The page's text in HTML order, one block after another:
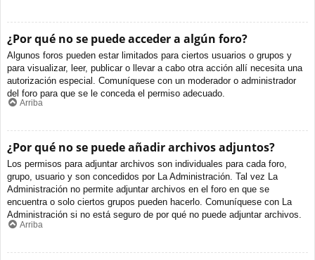
¿Por qué no se puede acceder a algún foro?
Algunos foros pueden estar limitados para ciertos usuarios o grupos y
para visualizar, leer, publicar o llevar a cabo otra acción allí necesita una
autorización especial. Comuníquese con un moderador o administrador
del foro para que se le conceda el permiso adecuado.
Arriba
¿Por qué no se puede añadir archivos adjuntos?
Los permisos para adjuntar archivos son individuales para cada foro,
grupo, usuario y son concedidos por La Administración. Tal vez La
Administración no permite adjuntar archivos en el foro en que se
encuentra o solo ciertos grupos pueden hacerlo. Comuníquese con La
Administración si no está seguro de por qué no puede adjuntar archivos.
Arriba